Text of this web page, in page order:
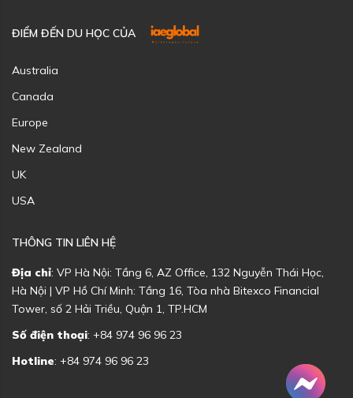
ĐIỂM ĐẾN DU HỌC CỦA
Australia
Canada
Europe
New Zealand
UK
USA
THÔNG TIN LIÊN HỆ
Địa chỉ: VP Hà Nội: Tầng 6, AZ Office, 132 Nguyễn Thái Học,
Hà Nội | VP Hồ Chí Minh: Tầng 16, Tòa nhà Bitexco Financial
Tower, số 2 Hải Triều, Quận 1, TP.HCM
Số điện thoại: +84 974 96 96 23
Hotline: +84 974 96 96 23